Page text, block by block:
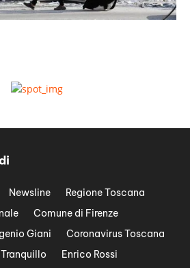
Newsline
Regione Toscana
Comune di Firenze
Giani
Coronavirus Toscana
Enrico Rossi